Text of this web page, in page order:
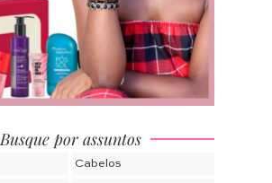
Busque por assuntos
Cabelos